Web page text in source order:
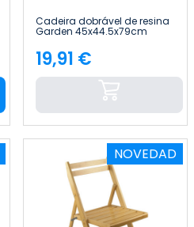
Cadeira dobrável de resina
Garden 45x44.5x79cm
Preço
19,91 €
NOVEDAD